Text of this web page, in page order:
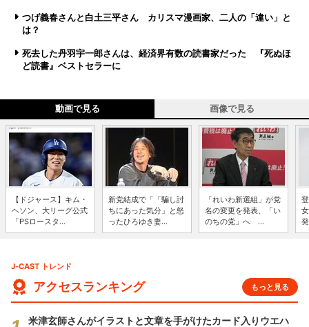
つげ義春さんと白土三平さん カリスマ漫画家、二人の「違い」と
は？
死去した丹羽宇一郎さんは、経済界有数の読書家だった 『死ぬほ
ど読書』ベストセラーに
動画で見る 画像で見る
【ドジャース】キム・
ヘソン、大リーグ公式
「PSロースタ...
新党結成で「「騙し討
ちにあった気分」と怒
ったひろゆき妻...
「れいわ新選組」が党
名の変更を発表、「い
のちの党」へ ...
J-CAST トレンド
アクセスランキング もっと見る
米津玄師さんがイラストと文章を手がけたカード入りウエハ